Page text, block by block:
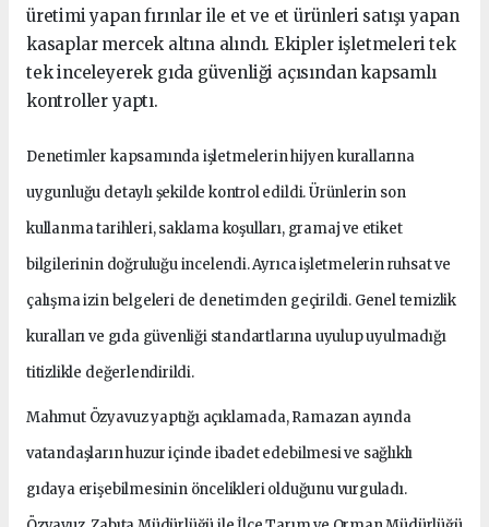
üretimi yapan fırınlar ile et ve et ürünleri satışı yapan
kasaplar mercek altına alındı. Ekipler işletmeleri tek
tek inceleyerek gıda güvenliği açısından kapsamlı
kontroller yaptı.
Denetimler kapsamında işletmelerin hijyen kurallarına
uygunluğu detaylı şekilde kontrol edildi. Ürünlerin son
kullanma tarihleri, saklama koşulları, gramaj ve etiket
bilgilerinin doğruluğu incelendi. Ayrıca işletmelerin ruhsat ve
çalışma izin belgeleri de denetimden geçirildi. Genel temizlik
kuralları ve gıda güvenliği standartlarına uyulup uyulmadığı
titizlikle değerlendirildi.
Mahmut Özyavuz yaptığı açıklamada, Ramazan ayında
vatandaşların huzur içinde ibadet edebilmesi ve sağlıklı
gıdaya erişebilmesinin öncelikleri olduğunu vurguladı.